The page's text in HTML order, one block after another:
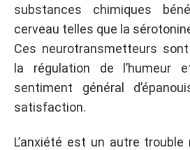
substances chimiques
cerveau telles que la
Ces neurotransmetteurs
la régulation de l’humeur
sentiment général
satisfaction.
L’anxiété est un autre